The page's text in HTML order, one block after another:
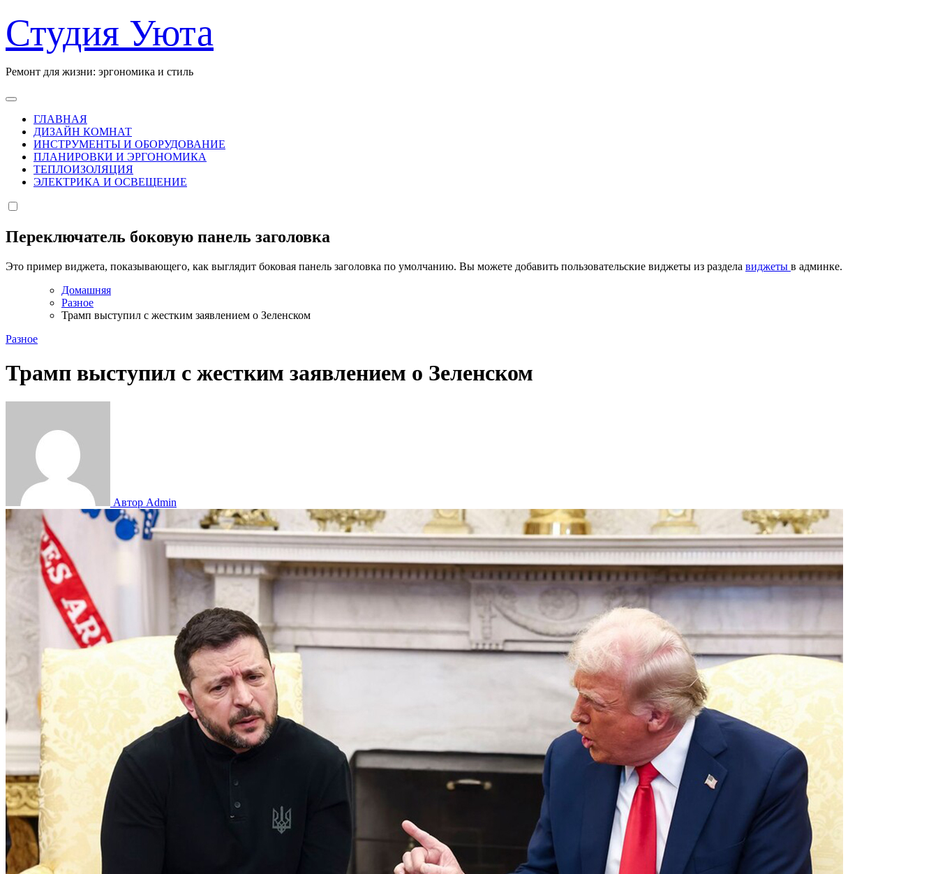
к
содержанию
Студия Уюта
Ремонт для жизни: эргономика и стиль
ГЛАВНАЯ
ДИЗАЙН КОМНАТ
ИНСТРУМЕНТЫ И ОБОРУДОВАНИЕ
ПЛАНИРОВКИ И ЭРГОНОМИКА
ТЕПЛОИЗОЛЯЦИЯ
ЭЛЕКТРИКА И ОСВЕЩЕНИЕ
Переключатель боковую панель заголовка
Это пример виджета, показывающего, как выглядит боковая панель заголовка по умолчанию. Вы можете добавить пользовательские виджеты из раздела виджеты в админке.
Домашняя
Разное
Трамп выступил с жестким заявлением о Зеленском
Разное
Трамп выступил с жестким заявлением о Зеленском
Автор Admin